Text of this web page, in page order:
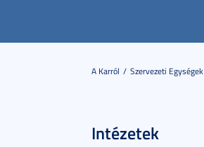
A Karról Szervezeti Egységek
Intézetek